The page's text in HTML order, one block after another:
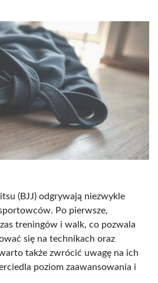
(BJJ) odgrywają niezwykle
Po pierwsze,
treningów i walk, co pozwala
się na technikach oraz
także zwrócić uwagę na ich
poziom zaawansowania i